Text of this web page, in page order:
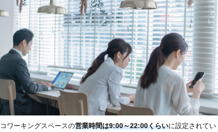
コワーキングスペースの営業時間は9:00～22:00くらいに設定されてい